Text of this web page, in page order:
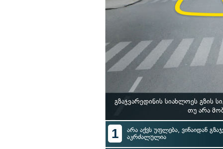
გზაჯვარედინის სიახლოეს გზის
თუ არა
1
არა აქვს უფლება, ვინაიდან
აკრძალულია